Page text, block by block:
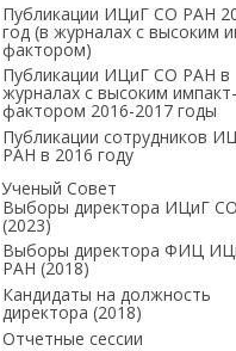
Публикации ИЦиГ СО РАН
год (в журналах с высоким
фактором)
Публикации ИЦиГ СО РАН в
журналах с высоким импакт-
фактором 2016-2017 годы
Публикации сотрудников
РАН в 2016 году
Ученый Совет
Выборы директора ИЦиГ
(2023)
Выборы директора ФИЦ
РАН (2018)
Кандидаты на должность
директора (2018)
Отчетные сессии